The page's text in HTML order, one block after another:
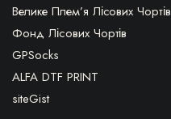
Велике Плем’я Лісових Чортів
Фонд Лісових Чортів
GPSocks
ALFA DTF PRINT
siteGist